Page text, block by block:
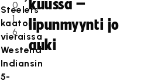
0
1
6
Steelers
kaatoi
vieraissa
Westend
Indiansin
5-
kuussa –
lipunmyynti jo
auki